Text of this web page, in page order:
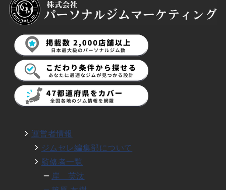
運営者情報
ジムセレ編集部について
監修者一覧
岸 英汰